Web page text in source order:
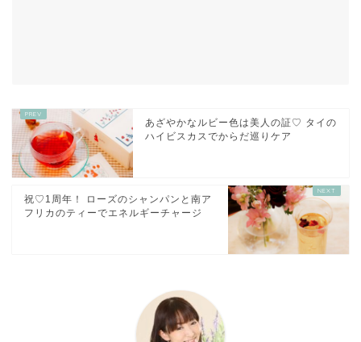
あざやかなルビー色は美人の証♡ タイの
ハイビスカスでからだ巡りケア
祝♡1周年！ ローズのシャンパンと南ア
フリカのティーでエネルギーチャージ